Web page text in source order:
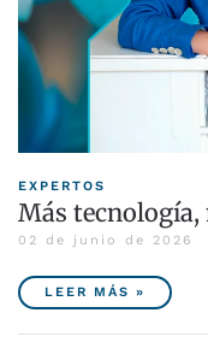
EXPERTOS
Más
02 de junio de 2026
LEER MÁS »